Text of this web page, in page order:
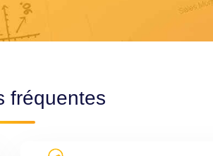
fréquentes